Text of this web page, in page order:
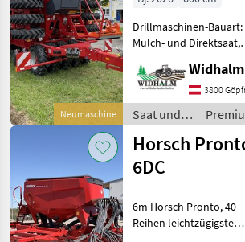
PFAD
Horsch
Pronto
6dc Ppf
Biodrill
4900ha
KATEGORIE
Landtechnik
MARKTPLATZ
Marktplatz Händlerangebote
Zurücksetzen
Ergebnisse
anzeigen
Neumaschine
Drillmaschinen-
Mulch- und Direktsaat,
Fahrgassenschaltung
Einzeltankdrucktank,
Direktgebläse, Row Control
Turm, Druckluftbremse,
neues Termi
3800
Saat und
Pflege /
Horsch
Horsch
6DC
6m Horsch Pronto, 40
Reihen leichtzügigste